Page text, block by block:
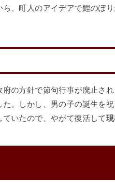
ら、町人のアイデアで鯉のぼ
の方針で節句行事が廃止さ
。しかし、男の子の誕生を
いたので、やがて復活して